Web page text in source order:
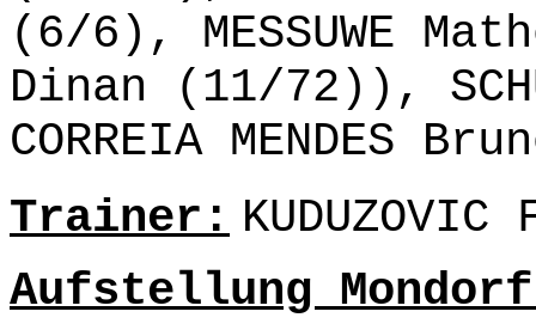
(6/6), MESSUWE
Dinan (11/72)),
CORREIA MENDES
Trainer:
Aufstellung Mondorf